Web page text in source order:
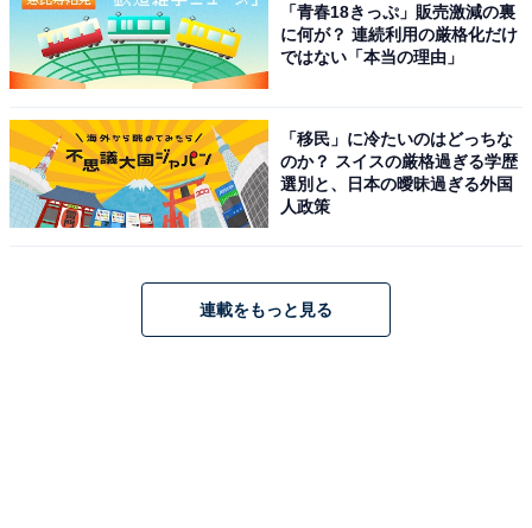
「青春18きっぷ」販売激減の裏
に何が？ 連続利用の厳格化だけ
ではない「本当の理由」
「移民」に冷たいのはどっちな
のか？ スイスの厳格過ぎる学歴
選別と、日本の曖昧過ぎる外国
人政策
連載をもっと見る